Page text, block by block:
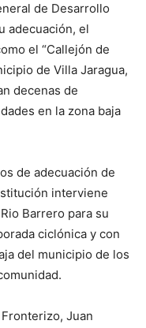
de Desarrollo
adecuación, el
el “Callejón de
de Villa Jaragua,
decenas de
en la zona baja
de adecuación de
interviene
Barrero para su
ciclónica y con
del municipio de los
Juan